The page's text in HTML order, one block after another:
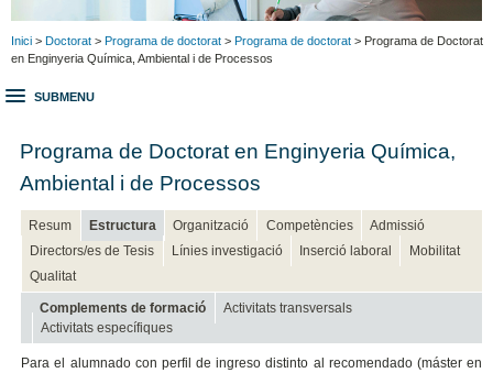
Inici > Doctorat > Programa de doctorat > Programa de doctorat > Programa de Doctorat
en Enginyeria Química, Ambiental i de Processos
SUBMENU
Programa de Doctorat en Enginyeria Química,
Ambiental i de Processos
Resum Estructura Organització Competències
Admissió
Directors/es de Tesis
Línies investigació Inserció laboral
Mobilitat
Qualitat
Complements de formació
Activitats transversals
Activitats específiques
Para el alumnado con perfil de ingreso distinto al recomendado (máster en